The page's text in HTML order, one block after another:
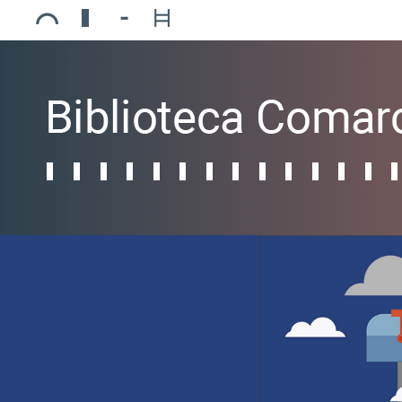
Ajuntament de Mollerussa
Biblioteca Comarcal Jaume Vila
Piscines de Mollerussa